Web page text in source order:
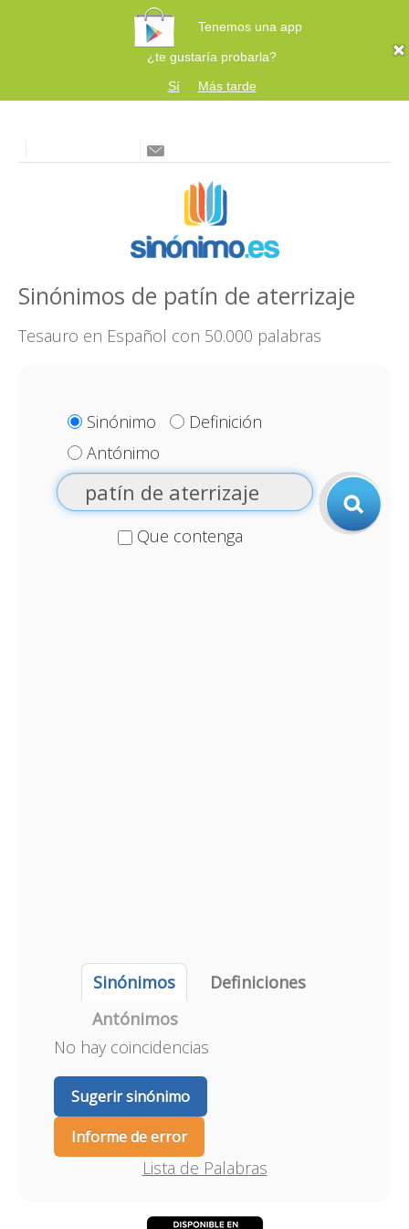
Tenemos una app
¿te gustaría probarla?
Sí
Más tarde
Sinónimos de patín de aterrizaje
Tesauro en Español con 50.000 palabras
Sinónimo
Definición
Antónimo
Que contenga
Sinónimos
Definiciones
Antónimos
No hay coincidencias
Sugerir sinónimo
Informe de error
Lista de Palabras